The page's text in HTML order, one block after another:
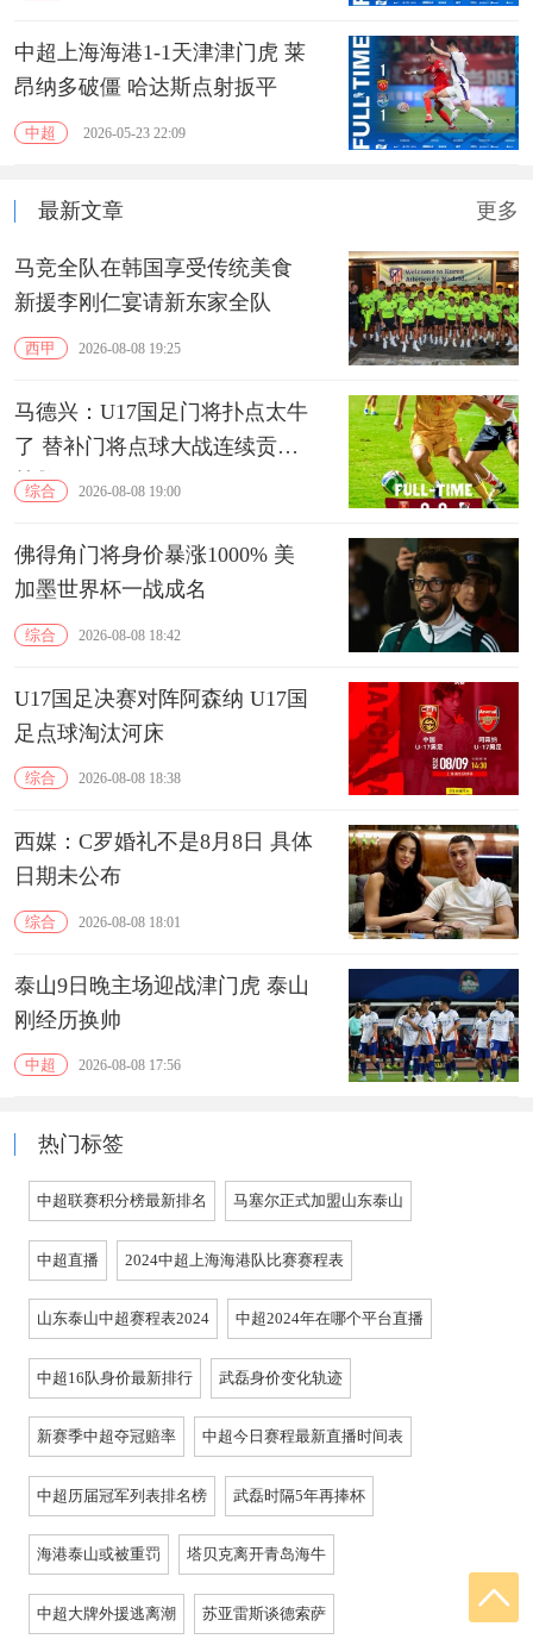
中超上海海港1-1天津津门虎 莱
昂纳多破僵 哈达斯点射扳平
中超 2026-05-23 22:09
最新文章 更多
马竞全队在韩国享受传统美食
新援李刚仁宴请新东家全队
西甲 2026-08-08 19:25
马德兴：U17国足门将扑点太牛
了 替补门将点球大战连续贡献
扑救
综合 2026-08-08 19:00
佛得角门将身价暴涨1000% 美
加墨世界杯一战成名
综合 2026-08-08 18:42
U17国足决赛对阵阿森纳 U17国
足点球淘汰河床
综合 2026-08-08 18:38
西媒：C罗婚礼不是8月8日 具体
日期未公布
综合 2026-08-08 18:01
泰山9日晚主场迎战津门虎 泰山
刚经历换帅
中超 2026-08-08 17:56
热门标签
中超联赛积分榜最新排名 马塞尔正式加盟山东泰山
中超直播 2024中超上海海港队比赛赛程表
山东泰山中超赛程表2024 中超2024年在哪个平台直播
中超16队身价最新排行 武磊身价变化轨迹
新赛季中超夺冠赔率 中超今日赛程最新直播时间表
中超历届冠军列表排名榜 武磊时隔5年再捧杯
海港泰山或被重罚 塔贝克离开青岛海牛
中超大牌外援逃离潮 苏亚雷斯谈德索萨